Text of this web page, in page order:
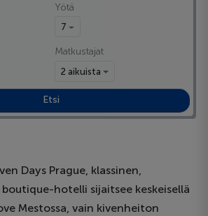
Yötä
7
Matkustajat
2 aikuista
Etsi
Days Prague, klassinen,
hotelli sijaitsee keskeisellä
Mestossa, vain kivenheiton